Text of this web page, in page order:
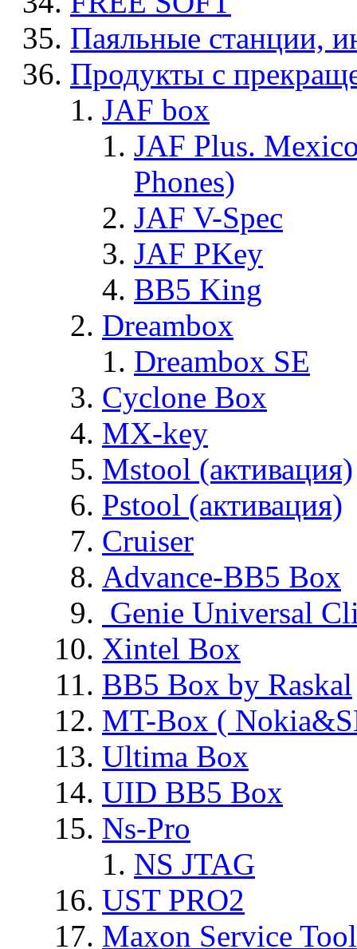
Паяльные станции,
Продукты с
JAF box
JAF Plus.
Phones)
JAF V-Spec
JAF PKey
BB5 King
Dreambox
Dreambox SE
Cyclone Box
MX-key
Mstool (активация)
Pstool (активация)
Cruiser
Advance-BB5 Box
Genie Universal
Xintel Box
BB5 Box by Raskal
MT-Box (
Ultima Box
UID BB5 Box
Ns-Pro
NS JTAG
UST PRO2
Maxon Service